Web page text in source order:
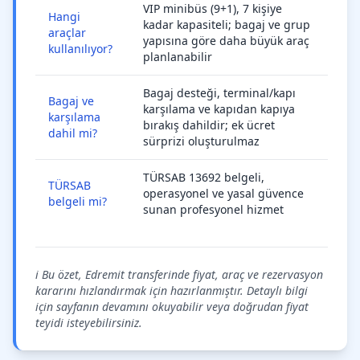
Hangi
araçlar
kullanılıyor?
VIP minibüs (9+1), 7 kişiye
kadar kapasiteli; bagaj ve grup
yapısına göre daha büyük araç
planlanabilir
Bagaj ve
karşılama
dahil mi?
Bagaj desteği, terminal/kapı
karşılama ve kapıdan kapıya
bırakış dahildir; ek ücret
sürprizi oluşturulmaz
TÜRSAB
belgeli mi?
TÜRSAB 13692 belgeli,
operasyonel ve yasal güvence
sunan profesyonel hizmet
ℹ️ Bu özet, Edremit transferinde fiyat, araç ve rezervasyon
kararını hızlandırmak için hazırlanmıştır. Detaylı bilgi
için sayfanın devamını okuyabilir veya doğrudan fiyat
teyidi isteyebilirsiniz.